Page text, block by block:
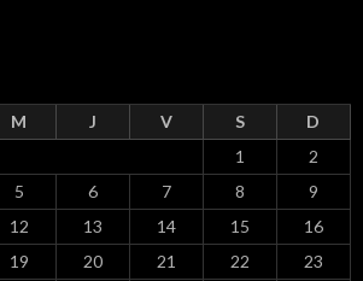
M J V S
D
1
2
5 6 7 8
9
12 13 14 15
16
19 20 21 22
23